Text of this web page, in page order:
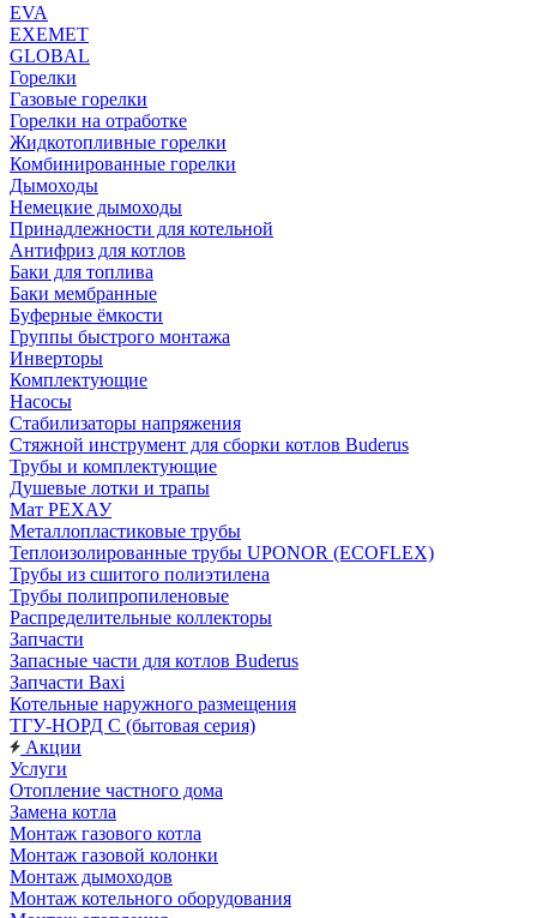
EVA
EXEMET
GLOBAL
Горелки
Газовые горелки
Горелки на отработке
Жидкотопливные горелки
Комбинированные горелки
Дымоходы
Немецкие дымоходы
Принадлежности для котельной
Антифриз для котлов
Баки для топлива
Баки мембранные
Буферные ёмкости
Группы быстрого монтажа
Инверторы
Комплектующие
Насосы
Стабилизаторы напряжения
Стяжной инструмент для сборки котлов Buderus
Трубы и комплектующие
Душевые лотки и трапы
Мат РЕХАУ
Металлопластиковые трубы
Теплоизолированные трубы UPONOR (ECOFLEX)
Трубы из сшитого полиэтилена
Трубы полипропиленовые
Распределительные коллекторы
Запчасти
Запасные части для котлов Buderus
Запчасти Baxi
Котельные наружного размещения
ТГУ-НОРД С (бытовая серия)
Акции
Услуги
Отопление частного дома
Замена котла
Монтаж газового котла
Монтаж газовой колонки
Монтаж дымоходов
Монтаж котельного оборудования